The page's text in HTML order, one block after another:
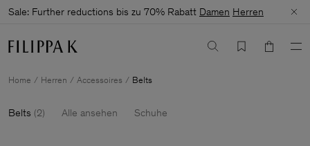
Sale: Further reductions bis zu 70% Rabatt Damen Herren
Home Herren Accessoires Belts
Belts (2) Alle ansehen Schuhe